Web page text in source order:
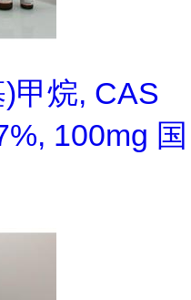
甲烷, CAS
100mg 国